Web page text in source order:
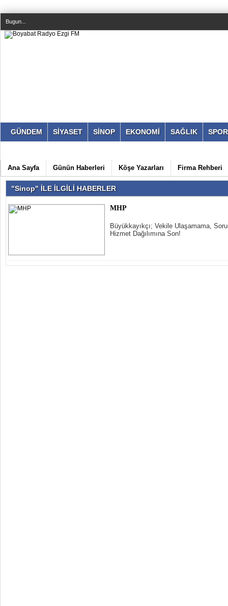
Bugun...
GÜNDEM SİYASET SİNOP EKONOMİ SAĞLIK SPOR
Ana Sayfa Günün Haberleri Köşe Yazarları Firma Rehberi
"Sinop" İLE İLGİLİ HABERLER
MHP
Büyükkayıkçı; Vekile Ulaşamama,
Hizmet Dağılımına Son!